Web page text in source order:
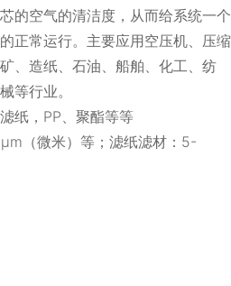
的空气的清洁度，从而给系统一个
正常运行。主要应用空压机、压缩
、造纸、石油、船舶、化工、纺
等行业。
纸，PP、聚酯等等
（微米）等；滤纸滤材：5-